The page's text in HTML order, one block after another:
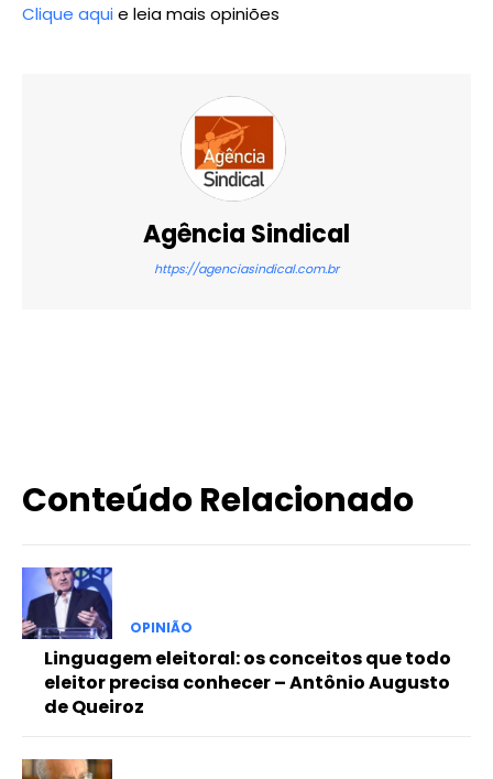
Clique aquie leia mais opiniões
Agência Sindical
https://agenciasindical.com.br
Conteúdo Relacionado
OPINIÃO
Linguagem eleitoral: os conceitos que todo
eleitor precisa conhecer – Antônio Augusto
de Queiroz